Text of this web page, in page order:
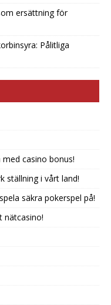
ersättning för
Pålitliga
casino bonus!
ställning i vårt land!
säkra pokerspel på!
nätcasino!